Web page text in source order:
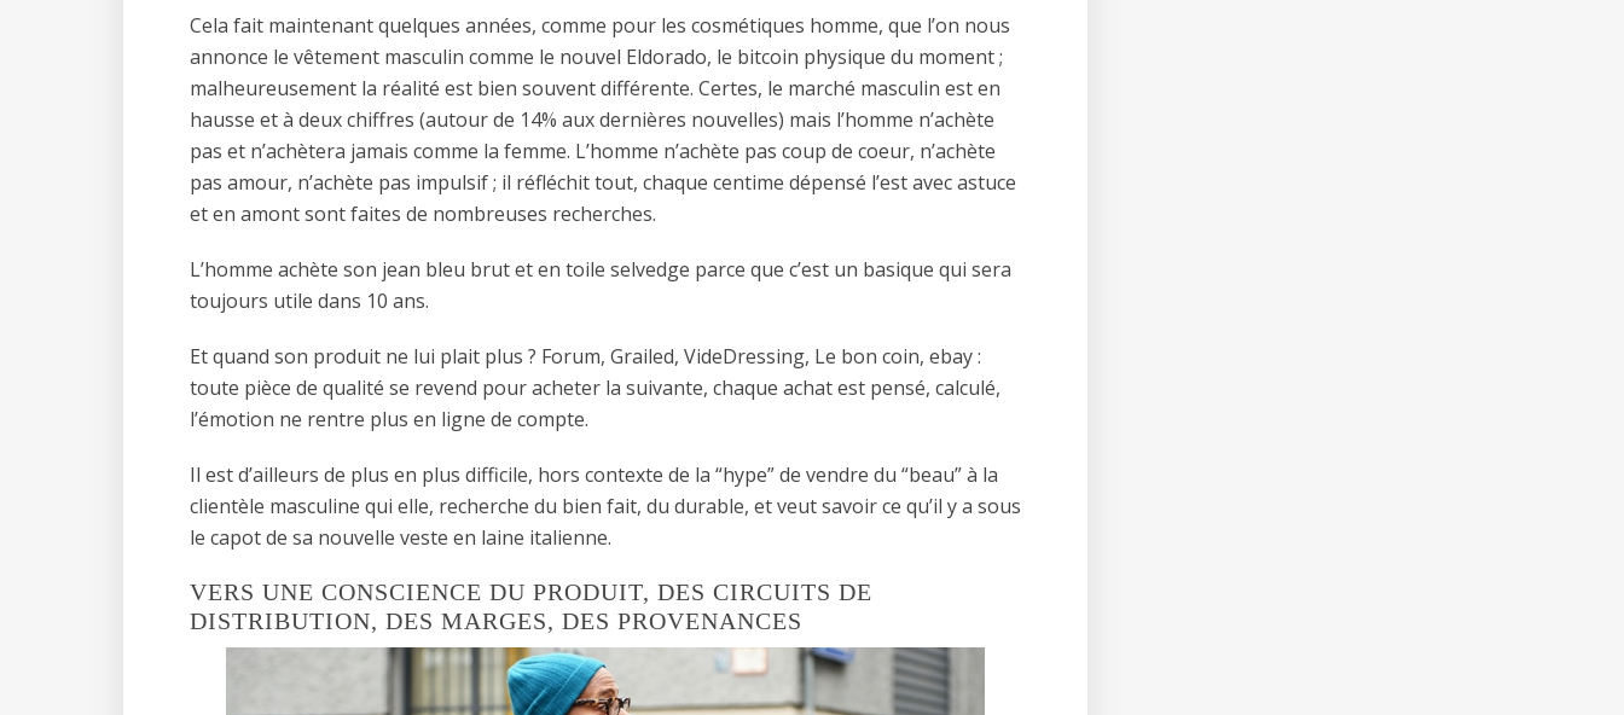
Cela fait maintenant quelques années, comme pour les cosmétiques homme, que l’on nous
annonce le vêtement masculin comme le nouvel Eldorado, le bitcoin physique du moment ;
malheureusement la réalité est bien souvent différente. Certes, le marché masculin est en
hausse et à deux chiffres (autour de 14% aux dernières nouvelles) mais l’homme n’achète
pas et n’achètera jamais comme la femme. L’homme n’achète pas coup de coeur, n’achète
pas amour, n’achète pas impulsif ; il réfléchit tout, chaque centime dépensé l’est avec astuce
et en amont sont faites de nombreuses recherches.
L’homme achète son jean bleu brut et en toile selvedge parce que c’est un basique qui sera
toujours utile dans 10 ans.
Et quand son produit ne lui plait plus ? Forum, Grailed, VideDressing, Le bon coin, ebay :
toute pièce de qualité se revend pour acheter la suivante, chaque achat est pensé, calculé,
l’émotion ne rentre plus en ligne de compte.
Il est d’ailleurs de plus en plus difficile, hors contexte de la “hype” de vendre du “beau” à la
clientèle masculine qui elle, recherche du bien fait, du durable, et veut savoir ce qu’il y a sous
le capot de sa nouvelle veste en laine italienne.
VERS UNE CONSCIENCE DU PRODUIT, DES CIRCUITS DE
DISTRIBUTION, DES MARGES, DES PROVENANCES